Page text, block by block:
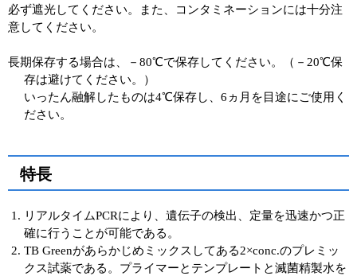
必ず遮光してください。また、コンタミネーションには十分注
意してください。
長期保存する場合は、－80℃で保存してください。（－20℃保
存は避けてください。）
いったん融解したものは4℃保存し、6ヵ月を目途にご使用く
ださい。
特長
リアルタイムPCRにより、遺伝子の検出、定量を迅速かつ正
確に行うことが可能である。
TB Greenがあらかじめミックスしてある2×conc.のプレミッ
クス試薬である。プライマーとテンプレートと滅菌精製水を